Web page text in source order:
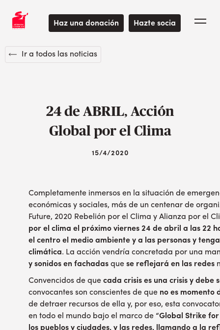
Haz una donación Hazte socia
Ir a todos las noticias
24 de ABRIL, Acción
Global por el Clima
15/4/2020
Completamente inmersos en la situación de
económicas y sociales, más de un centenar de
Future, 2020 Rebelión por el Clima y Alianza por el
por el clima el próximo viernes 24 de abril a las 22
el centro el medio ambiente y a las personas y
climática. La acción vendría concretada por una
y sonidos en fachadas que se reflejará en las redes
Convencidos de que cada crisis es una crisis y debe
convocantes son conscientes de que no es momento
de detraer recursos de ella y, por eso, esta
en todo el mundo bajo el marco de “Global Strike
los pueblos y ciudades, y las redes, llamando a la